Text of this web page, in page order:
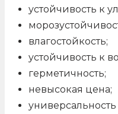
устойчивость к
влагостойкость;
устойчивость к
герметичность;
невысокая цена;